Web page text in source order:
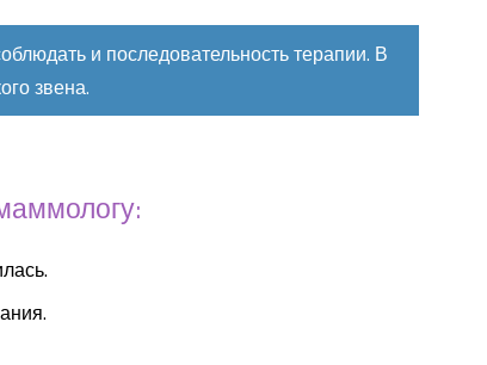
и последовательность терапии. В
звена.